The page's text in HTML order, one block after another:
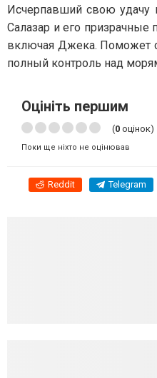
Исчерпавший свою удачу
Салазар и его призрачные
включая Джека. Поможет
полный контроль над
Оцініть першим
(0 оцінок)
Поки ще ніхто не оцінював
Reddit Telegram